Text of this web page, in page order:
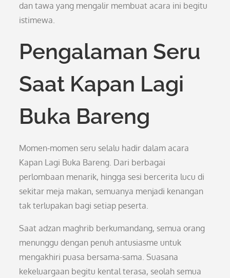
dan tawa yang mengalir membuat acara ini begitu
istimewa.
Pengalaman Seru
Saat Kapan Lagi
Buka Bareng
Momen-momen seru selalu hadir dalam acara
Kapan Lagi Buka Bareng. Dari berbagai
perlombaan menarik, hingga sesi bercerita lucu di
sekitar meja makan, semuanya menjadi kenangan
tak terlupakan bagi setiap peserta.
Saat adzan maghrib berkumandang, semua orang
menunggu dengan penuh antusiasme untuk
mengakhiri puasa bersama-sama. Suasana
kekeluargaan begitu kental terasa, seolah semua